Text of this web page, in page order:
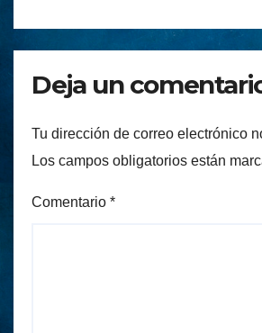
Deja un
Tu dirección de correo electrónico
Los campos obligatorios están
Comentario *